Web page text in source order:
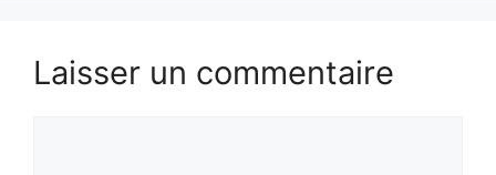
Laisser un commentaire